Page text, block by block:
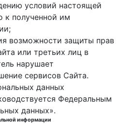
условий настоящей
к полученной им
возможности защиты прав
или третьих лиц в
нарушает
сервисов Сайта.
данных
Федеральным
данных».
информации